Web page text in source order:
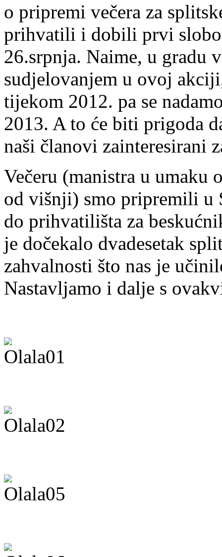
o pripremi večera za
prihvatili i dobili prvi
26.srpnja. Naime, u gradu
sudjelovanjem u ovoj
tijekom 2012. pa se
2013. A to će biti prigoda
naši članovi zainteresirani
Večeru (manistra u umaku
od višnji) smo pripremili
do prihvatilišta za
je dočekalo dvadesetak
zahvalnosti što nas je
Nastavljamo i dalje s